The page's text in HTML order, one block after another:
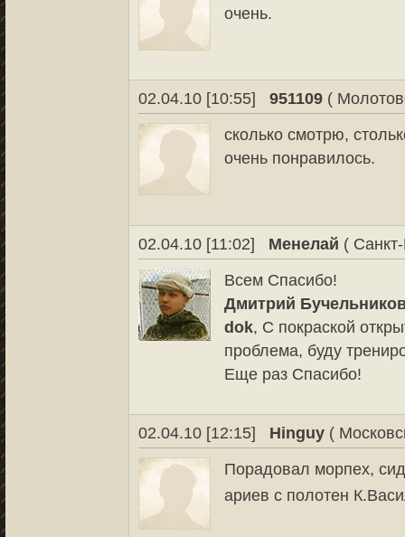
очень.
02.04.10 [10:55] 951109 (
сколько смотрю,
очень понравилось.
02.04.10 [11:02] Менелай (
Всем Спасибо!
Дмитрий
dok, С покраской
проблема, буду
Еще раз Спасибо!
02.04.10 [12:15] Hinguy (
Порадовал морпех,
ариев с полотен